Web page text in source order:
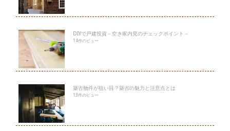
DIYで戸建投資－空き家内見のチェックポイント－
14件のビュー
築古物件が狙い目？築古の魅力と注意点とは
13件のビュー